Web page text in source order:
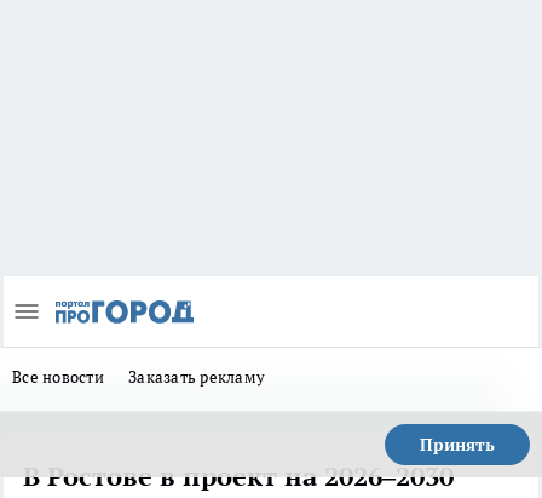
Все новости Заказать рекламу
Принять
В Ростове в проект на 2026–2030